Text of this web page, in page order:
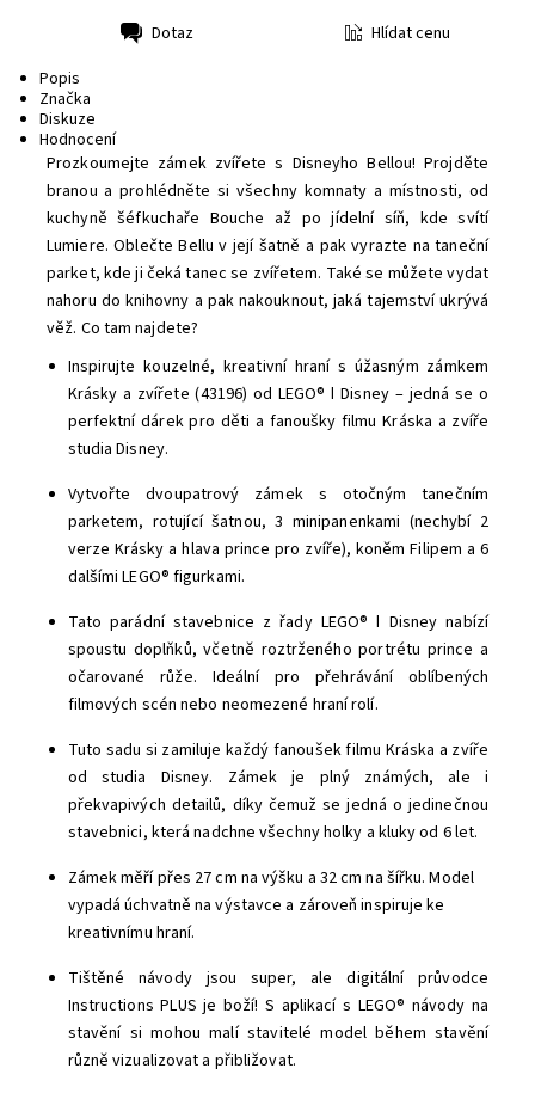
Dotaz
Hlídat cenu
Popis
Značka
Diskuze
Hodnocení
Prozkoumejte zámek zvířete s Disneyho Bellou! Projděte
branou a prohlédněte si všechny komnaty a místnosti, od
kuchyně šéfkuchaře Bouche až po jídelní síň, kde svítí
Lumiere. Oblečte Bellu v její šatně a pak vyrazte na taneční
parket, kde ji čeká tanec se zvířetem. Také se můžete vydat
nahoru do knihovny a pak nakouknout, jaká tajemství ukrývá
věž. Co tam najdete?
Inspirujte kouzelné, kreativní hraní s úžasným zámkem
Krásky a zvířete (43196) od LEGO® ǀ Disney – jedná se o
perfektní dárek pro děti a fanoušky filmu Kráska a zvíře
studia Disney.
Vytvořte dvoupatrový zámek s otočným tanečním
parketem, rotující šatnou, 3 minipanenkami (nechybí 2
verze Krásky a hlava prince pro zvíře), koněm Filipem a 6
dalšími LEGO® figurkami.
Tato parádní stavebnice z řady LEGO® ǀ Disney nabízí
spoustu doplňků, včetně roztrženého portrétu prince a
očarované růže. Ideální pro přehrávání oblíbených
filmových scén nebo neomezené hraní rolí.
Tuto sadu si zamiluje každý fanoušek filmu Kráska a zvíře
od studia Disney. Zámek je plný známých, ale i
překvapivých detailů, díky čemuž se jedná o jedinečnou
stavebnici, která nadchne všechny holky a kluky od 6 let.
Zámek měří přes 27 cm na výšku a 32 cm na šířku. Model
vypadá úchvatně na výstavce a zároveň inspiruje ke
kreativnímu hraní.
Tištěné návody jsou super, ale digitální průvodce
Instructions PLUS je boží! S aplikací s LEGO® návody na
stavění si mohou malí stavitelé model během stavění
různě vizualizovat a přibližovat.